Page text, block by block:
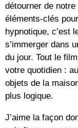
détourner de notre
éléments-clés
hypnotique, c’est
s’immerger dans
du jour. Tout le
votre quotidien :
objets de la
plus logique.
J’aime la façon